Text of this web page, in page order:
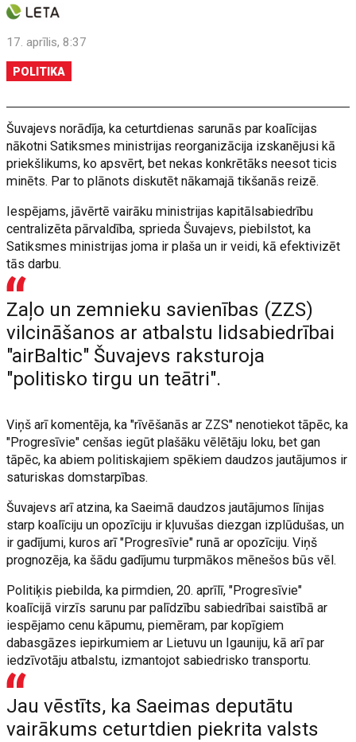
17. aprīlis, 8:37
POLITIKA
Šuvajevs norādīja, ka ceturtdienas sarunās par koalīcijas
nākotni Satiksmes ministrijas reorganizācija izskanējusi kā
priekšlikums, ko apsvērt, bet nekas konkrētāks neesot ticis
minēts. Par to plānots diskutēt nākamajā tikšanās reizē.
Iespējams, jāvērtē vairāku ministrijas kapitālsabiedrību
centralizēta pārvaldība, sprieda Šuvajevs, piebilstot, ka
Satiksmes ministrijas joma ir plaša un ir veidi, kā efektivizēt
tās darbu.
Zaļo un zemnieku savienības (ZZS)
vilcināšanos ar atbalstu lidsabiedrībai
"airBaltic" Šuvajevs raksturoja
"politisko tirgu un teātri".
Viņš arī komentēja, ka "rīvēšanās ar ZZS" nenotiekot tāpēc, ka
"Progresīvie" cenšas iegūt plašāku vēlētāju loku, bet gan
tāpēc, ka abiem politiskajiem spēkiem daudzos jautājumos ir
saturiskas domstarpības.
Šuvajevs arī atzina, ka Saeimā daudzos jautājumos līnijas
starp koalīciju un opozīciju ir kļuvušas diezgan izplūdušas, un
ir gadījumi, kuros arī "Progresīvie" runā ar opozīciju. Viņš
prognozēja, ka šādu gadījumu turpmākos mēnešos būs vēl.
Politiķis piebilda, ka pirmdien, 20. aprīlī, "Progresīvie"
koalīcijā virzīs sarunu par palīdzību sabiedrībai saistībā ar
iespējamo cenu kāpumu, piemēram, par kopīgiem
dabasgāzes iepirkumiem ar Lietuvu un Igauniju, kā arī par
iedzīvotāju atbalstu, izmantojot sabiedrisko transportu.
Jau vēstīts, ka Saeimas deputātu
vairākums ceturtdien piekrita valsts